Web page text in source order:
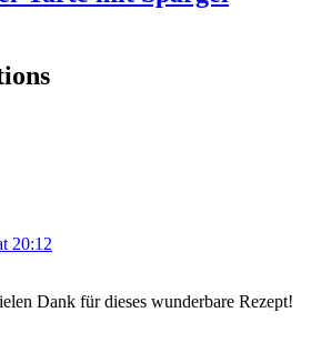
20:12
Dank für dieses wunderbare Rezept!